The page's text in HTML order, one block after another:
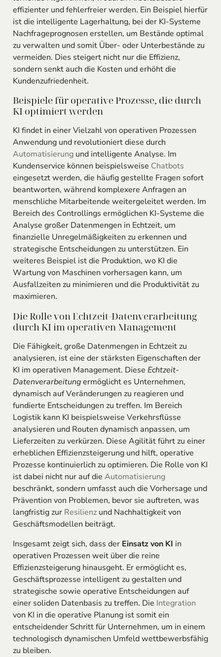
effizienter und fehlerfreier werden. Ein Beispiel hierfür
ist die intelligente Lagerhaltung, bei der KI-Systeme
Nachfrageprognosen erstellen, um Bestände optimal
zu verwalten und somit Über- oder Unterbestände zu
vermeiden. Dies steigert nicht nur die Effizienz,
sondern senkt auch die Kosten und erhöht die
Kundenzufriedenheit.
Beispiele für operative Prozesse, die durch
KI optimiert werden
KI findet in einer Vielzahl von operativen Prozessen
Anwendung und revolutioniert diese durch
Automatisierungund intelligente Analyse. Im
Kundenservice können beispielsweise Chatbots
eingesetzt werden, die häufig gestellte Fragen sofort
beantworten, während komplexere Anfragen an
menschliche Mitarbeitende weitergeleitet werden. Im
Bereich des Controllings ermöglichen KI-Systeme die
Analyse großer Datenmengen in Echtzeit, um
finanzielle Unregelmäßigkeiten zu erkennen und
strategische Entscheidungen zu unterstützen. Ein
weiteres Beispiel ist die Produktion, wo KI die
Wartung von Maschinen vorhersagen kann, um
Ausfallzeiten zu minimieren und die Produktivität zu
maximieren.
Die Rolle von Echtzeit-Datenverarbeitung
durch KI im operativen Management
Die Fähigkeit, große Datenmengen in Echtzeit zu
analysieren, ist eine der stärksten Eigenschaften der
KI im operativen Management. Diese Echtzeit-
Datenverarbeitungermöglicht es Unternehmen,
dynamisch auf Veränderungen zu reagieren und
fundierte Entscheidungen zu treffen. Im Bereich
Logistik kann KI beispielsweise Verkehrsflüsse
analysieren und Routen dynamisch anpassen, um
Lieferzeiten zu verkürzen. Diese Agilität führt zu einer
erheblichen Effizienzsteigerung und hilft, operative
Prozesse kontinuierlich zu optimieren. Die Rolle von KI
ist dabei nicht nur auf die Automatisierung
beschränkt, sondern umfasst auch die Vorhersage und
Prävention von Problemen, bevor sie auftreten, was
langfristig zur Resilienzund Nachhaltigkeit von
Geschäftsmodellen beiträgt.
Insgesamt zeigt sich, dass der Einsatz von KI in
operativen Prozessen weit über die reine
Effizienzsteigerung hinausgeht. Er ermöglicht es,
Geschäftsprozesse intelligent zu gestalten und
strategische sowie operative Entscheidungen auf
einer soliden Datenbasis zu treffen. Die Integration
von KI in die operative Planung ist somit ein
entscheidender Schritt für Unternehmen, um in einem
technologisch dynamischen Umfeld wettbewerbsfähig
zu bleiben.